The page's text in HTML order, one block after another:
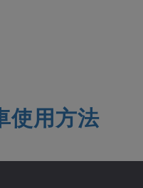
使用方法